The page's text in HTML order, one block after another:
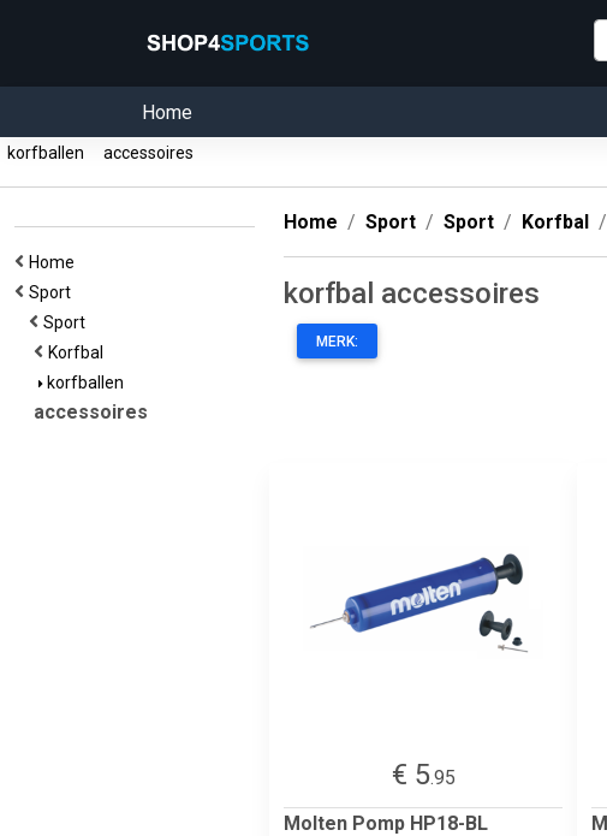
Home
korfballen accessoires
Home
Sport
Sport
Korfbal
korfballen
accessoires
Home Sport Sport Korfbal
korfbal accessoires
MERK:
€ 5.95
Molten Pomp HP18-BL